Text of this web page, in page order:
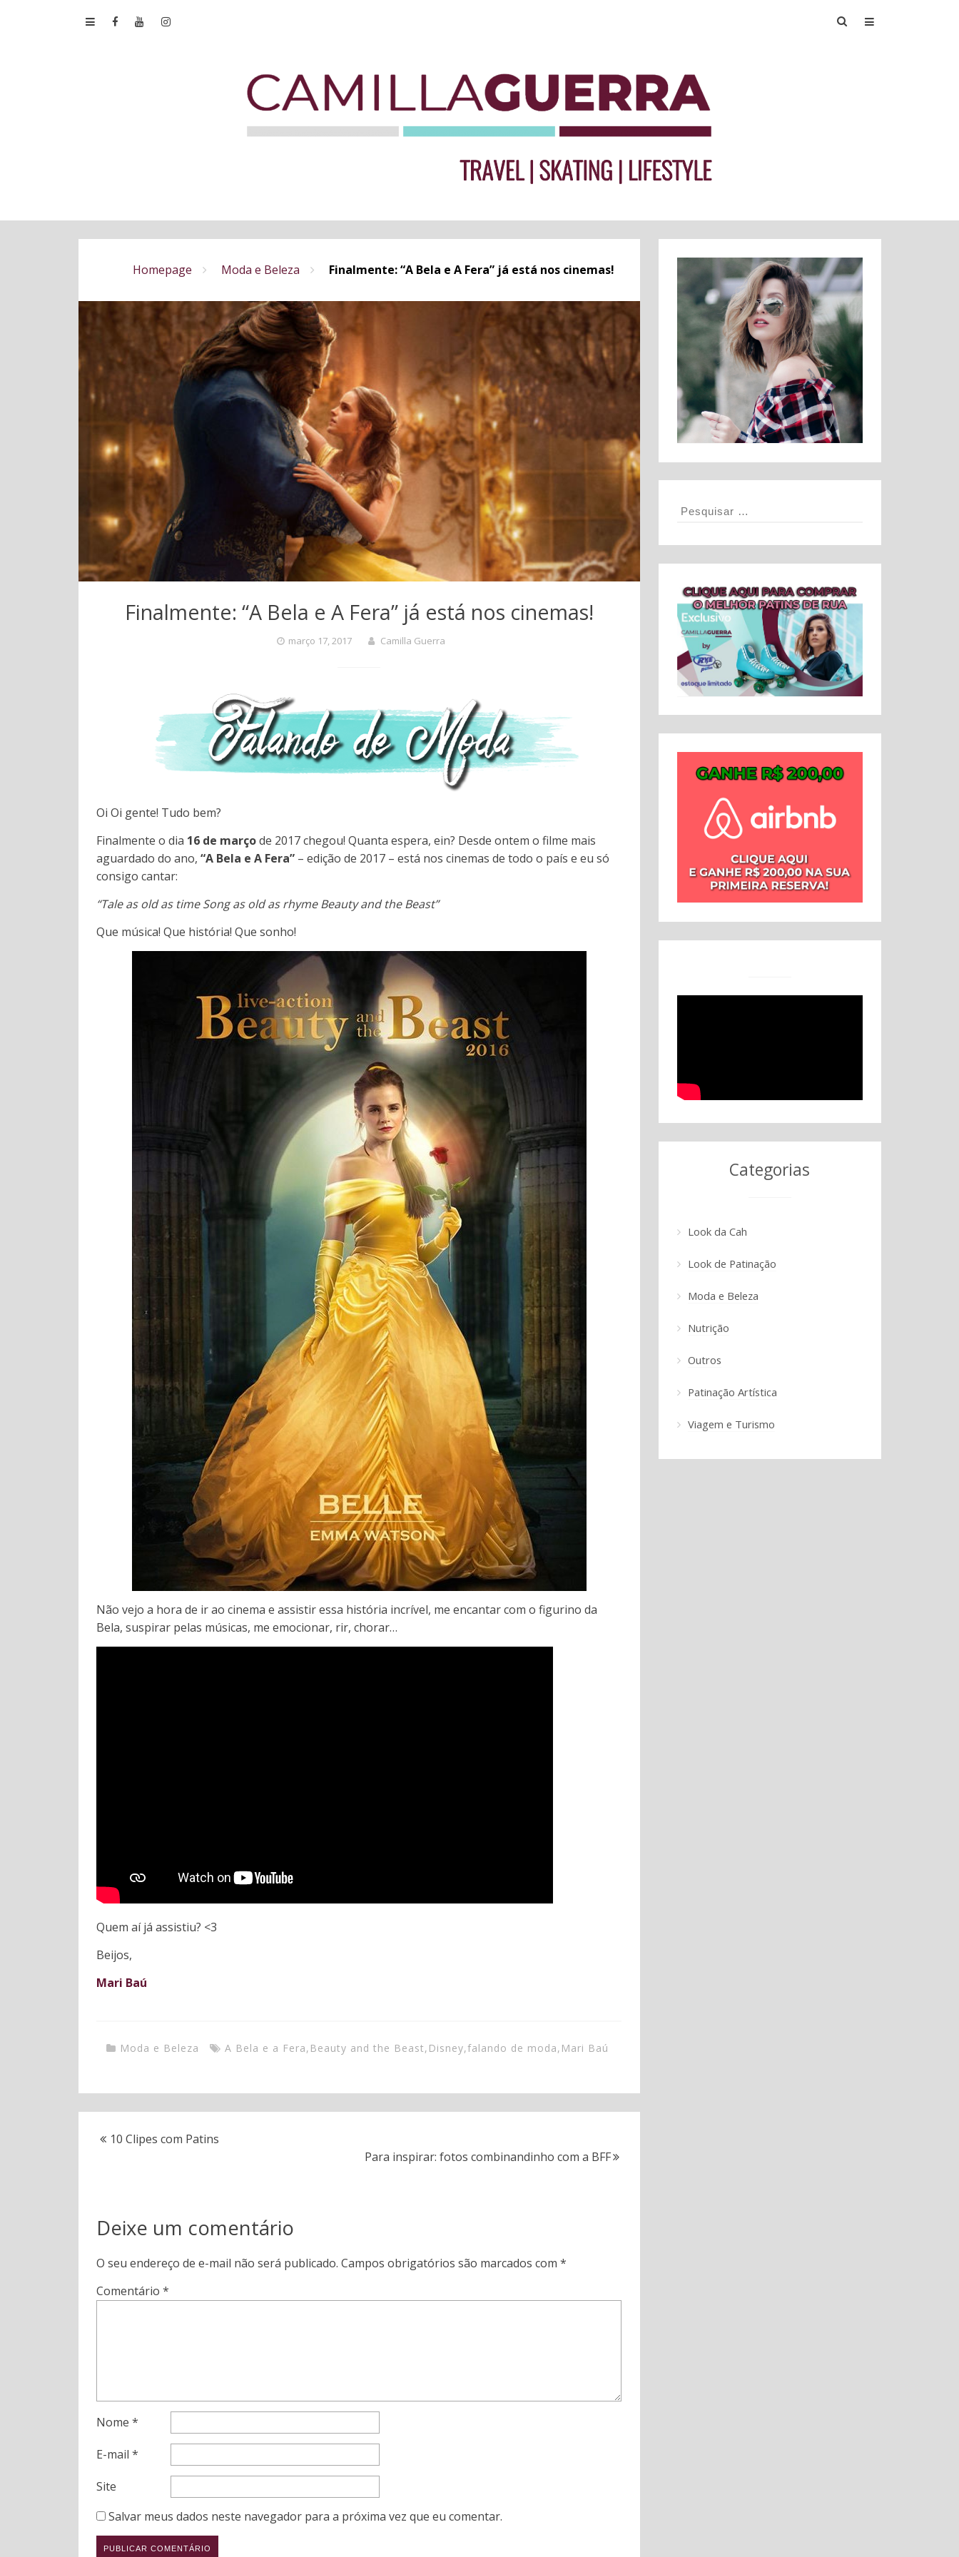
Homepage Moda e Beleza Finalmente: “A Bela e A Fera” já está nos cinemas!
Finalmente: “A Bela e A Fera” já está nos cinemas!
março 17, 2017 Camilla Guerra
Oi Oi gente! Tudo bem?
Finalmente o dia 16 de marçode 2017 chegou! Quanta espera, ein? Desde ontem o filme mais
aguardado do ano,“A Bela e A Fera” – edição de 2017 – está nos cinemas de todo o país e eu só
consigo cantar:
“Tale as old as time Song as old as rhyme Beauty and the Beast”
Que música! Que história! Que sonho!
Não vejo a hora de ir ao cinema e assistir essa história incrível, me encantar com o figurino da
Bela, suspirar pelas músicas, me emocionar, rir, chorar…
Quem aí já assistiu? <3
Beijos,
Mari Baú
Moda e Beleza A Bela e a Fera, Beauty and the Beast, Disney,falando de moda, Mari Baú
10 Clipes com Patins
Para inspirar: fotos combinandinho com a BFF
Deixe um comentário
O seu endereço de e-mail não será publicado. Campos obrigatórios são marcados com*
Comentário*
Nome*
E-mail*
Site
Salvar meus dados neste navegador para a próxima vez que eu comentar.
Categorias
Look da Cah
Look de Patinação
Moda e Beleza
Nutrição
Outros
Patinação Artística
Viagem e Turismo